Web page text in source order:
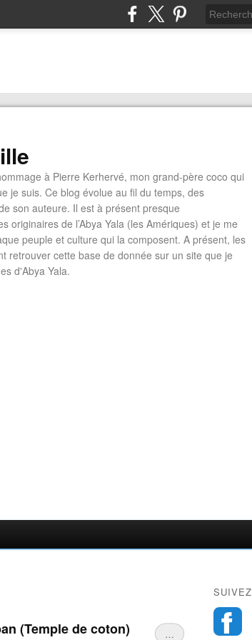
à Pierre Kerhervé, mon grand-père coco qui
je suis. Ce blog évolue au fil du temps, des
son auteure. Il est à présent presque
originaires de l’Abya Yala (les Amériques) et je me
peuple et culture qui la composent. A présent, les
retrouver cette base de donnée sur un site que je
d'Abya Yala.
…
(Temple de coton)